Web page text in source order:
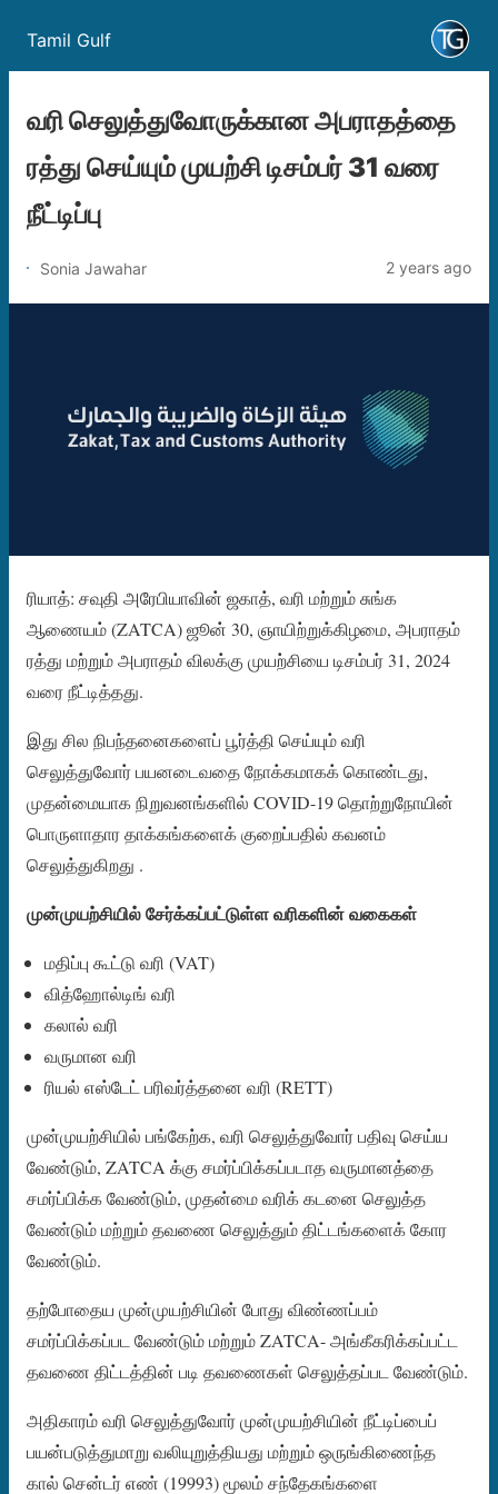
Tamil Gulf
வரி செலுத்துவோருக்கான அபராதத்தை
ரத்து செய்யும் முயற்சி டிசம்பர் 31 வரை
நீட்டிப்பு
Sonia Jawahar 2 years ago
ரியாத்: சவுதி அரேபியாவின் ஜகாத், வரி மற்றும் சுங்க
ஆணையம் (ZATCA) ஜூன் 30, ஞாயிற்றுக்கிழமை, அபராதம்
ரத்து மற்றும் அபராதம் விலக்கு முயற்சியை டிசம்பர் 31, 2024
வரை நீட்டித்தது.
இது சில நிபந்தனைகளைப் பூர்த்தி செய்யும் வரி
செலுத்துவோர் பயனடைவதை நோக்கமாகக் கொண்டது,
முதன்மையாக நிறுவனங்களில் COVID-19 தொற்றுநோயின்
பொருளாதார தாக்கங்களைக் குறைப்பதில் கவனம்
செலுத்துகிறது .
முன்முயற்சியில் சேர்க்கப்பட்டுள்ள வரிகளின் வகைகள்
மதிப்பு கூட்டு வரி (VAT)
வித்ஹோல்டிங் வரி
கலால் வரி
வருமான வரி
ரியல் எஸ்டேட் பரிவர்த்தனை வரி (RETT)
முன்முயற்சியில் பங்கேற்க, வரி செலுத்துவோர் பதிவு செய்ய
வேண்டும், ZATCA க்கு சமர்ப்பிக்கப்படாத வருமானத்தை
சமர்ப்பிக்க வேண்டும், முதன்மை வரிக் கடனை செலுத்த
வேண்டும் மற்றும் தவணை செலுத்தும் திட்டங்களைக் கோர
வேண்டும்.
தற்போதைய முன்முயற்சியின் போது விண்ணப்பம்
சமர்ப்பிக்கப்பட வேண்டும் மற்றும் ZATCA- அங்கீகரிக்கப்பட்ட
தவணை திட்டத்தின் படி தவணைகள் செலுத்தப்பட வேண்டும்.
அதிகாரம் வரி செலுத்துவோர் முன்முயற்சியின் நீட்டிப்பைப்
பயன்படுத்துமாறு வலியுறுத்தியது மற்றும் ஒருங்கிணைந்த
கால் சென்டர் எண் (19993) மூலம் சந்தேகங்களை